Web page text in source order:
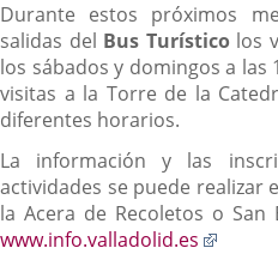
Durante estos próximos
salidas del Bus Turísticolos
los sábados y domingos a las
visitas a la Torre de la
diferentes horarios.
La información y las
actividades se puede realizar
la Acera de Recoletos o
www.info.valladolid.es